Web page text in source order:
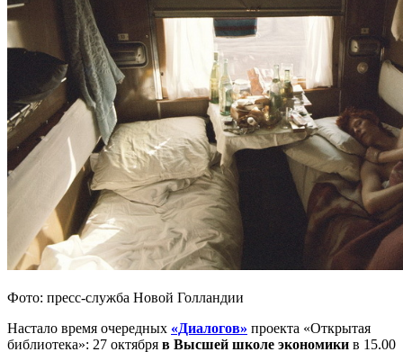
Фото: пресс-служба Новой Голландии
Настало время очередных «Диалогов» проекта «Открытая
библиотека»: 27 октября в Высшей школе экономики в 15.00